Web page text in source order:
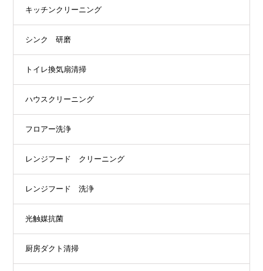
キッチンクリーニング
シンク 研磨
トイレ換気扇清掃
ハウスクリーニング
フロアー洗浄
レンジフード クリーニング
レンジフード 洗浄
光触媒抗菌
厨房ダクト清掃